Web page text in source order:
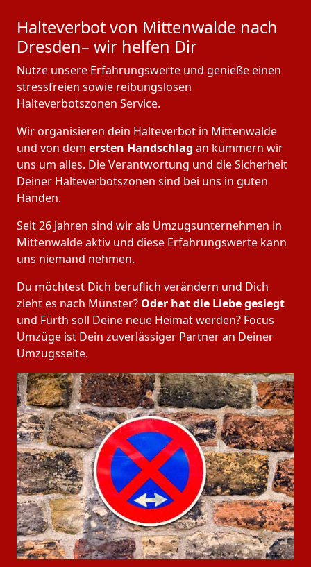
Halteverbot von Mittenwalde nach
Dresden– wir helfen Dir
Nutze unsere Erfahrungswerte und genieße einen
stressfreien sowie reibungslosen
Halteverbotszonen Service.
Wir organisieren dein Halteverbot in Mittenwalde
und von dem ersten Handschlag an kümmern wir
uns um alles. Die Verantwortung und die Sicherheit
Deiner Halteverbotszonen sind bei uns in guten
Händen.
Seit 26 Jahren sind wir als Umzugsunternehmen in
Mittenwalde aktiv und diese Erfahrungswerte kann
uns niemand nehmen.
Du möchtest Dich beruflich verändern und Dich
zieht es nach Münster? Oder hat die Liebe gesiegt
und Fürth soll Deine neue Heimat werden? Focus
Umzüge ist Dein zuverlässiger Partner an Deiner
Umzugsseite.